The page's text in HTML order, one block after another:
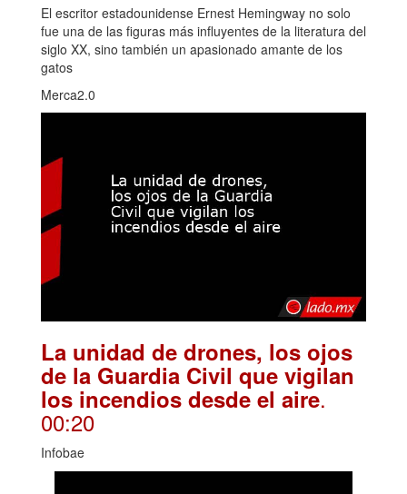
El escritor estadounidense Ernest Hemingway no solo
fue una de las figuras más influyentes de la literatura del
siglo XX, sino también un apasionado amante de los
gatos
Merca2.0
La unidad de drones, los ojos
de la Guardia Civil que vigilan
los incendios desde el aire.
00:20
Infobae